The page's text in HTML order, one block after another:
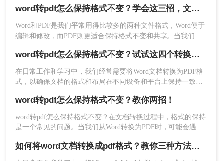
面，上传文件即可转换，如果你需要指定转换的页
3、点击开始转换，等待转换完成。如果转换过程
很多职场新人不知道怎么转换的，以下是如何将word转pdf的步
骤。希望能帮助到大家。
word转pdf怎么保持格式不变？学会这三招，文件排版不用愁！
Word和PDF是我们平常用得比较多的两种文件格式，Word便于
编辑和修改，而PDF则更适合保持格式不变和共享。当我们需
成为一个重要的问题。本文将为大家介绍几种方法来实现这个
目标。
word转pdf怎么保持格式不变？试试这四个转换方法！
在日常工作和学习中，我们经常需要将Word文档转换为PDF格
式，以确保文档的格式和布局在不同设备和平台上保持一致。
可能会影响到文档的可读性和专业性。那么，word转pdf怎么保
持格式不变呢？本文将为您提供一些实用的建议和方法。
word转pdf怎么保持格式不变？教你两招！
word转pdf怎么保持格式不变？在文档转换过程中，格式的保持
是一个常见的问题。当我们从Word转换为PDF时，可能会遇到
为了尽可能地保留原始文档的格式，以下是二个有效的转换方
法。
如何将word文档转换成pdf格式？教你三种方法，轻松搞定！